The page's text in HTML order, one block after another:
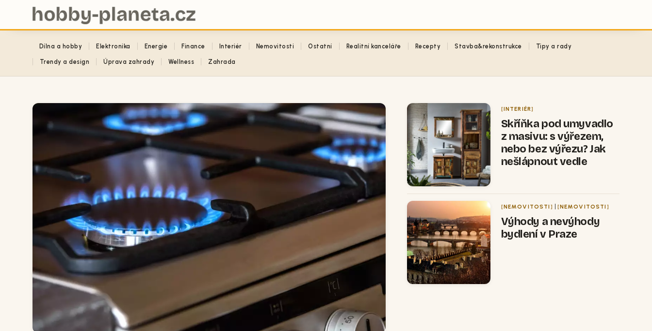
Dílna a hobby Elektronika Energie Finance Interiér Nemovitosti Ostatní Realitní kanceláře Recepty Stavba&rekonstrukce Tipy a rady
Trendy a design Úprava zahrady Wellness Zahrada
Skříňka pod umyvadlo
z masivu: s výřezem,
nebo bez výřezu? Jak
nešlápnout vedle
INTERIÉR
Výhody a nevýhody
bydlení v Praze
NEMOVITOSTI | NEMOVITOSTI